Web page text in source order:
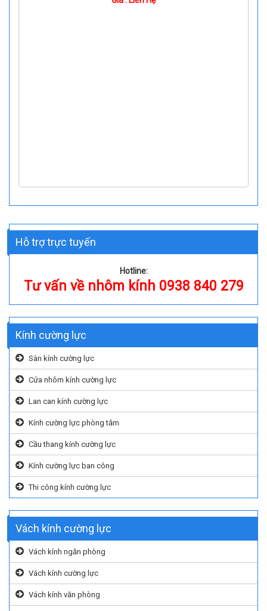
Hỗ trợ trực tuyến
Hotline:
Tư vấn về nhôm kính 0938 840 279
Kính cường lực
Sàn kính cường lực
Cửa nhôm kính cường lực
Lan can kính cường lực
Kính cường lực phòng tắm
Cầu thang kính cường lực
Kính cường lực ban công
Thi công kính cường lực
Vách kính cường lực
Vách kính ngăn phòng
Vách kính cường lực
Vách kính văn phòng